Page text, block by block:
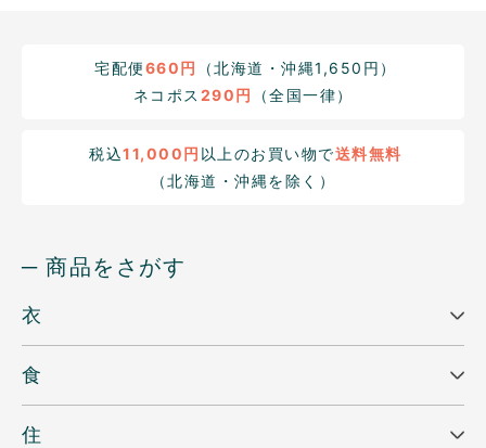
宅配便660円
（北海道・沖縄1,650円）
ネコポス 290円 （全国一律）
税込11,000円 以上のお買い物で送料無料
（北海道・沖縄を除く）
─ 商品をさがす
衣
食
住